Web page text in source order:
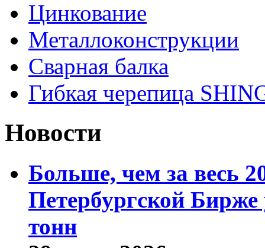
Цинкование
Металлоконструкции
Сварная балка
Гибкая черепица
Новости
Больше, чем за весь
Петербургской
тонн